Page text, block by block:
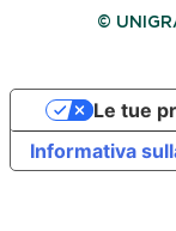
©
Informativa
Le tue